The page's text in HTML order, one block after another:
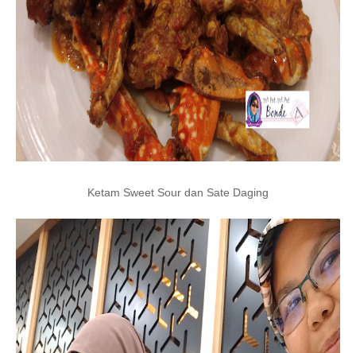
Ketam Sweet Sour dan Sate Daging